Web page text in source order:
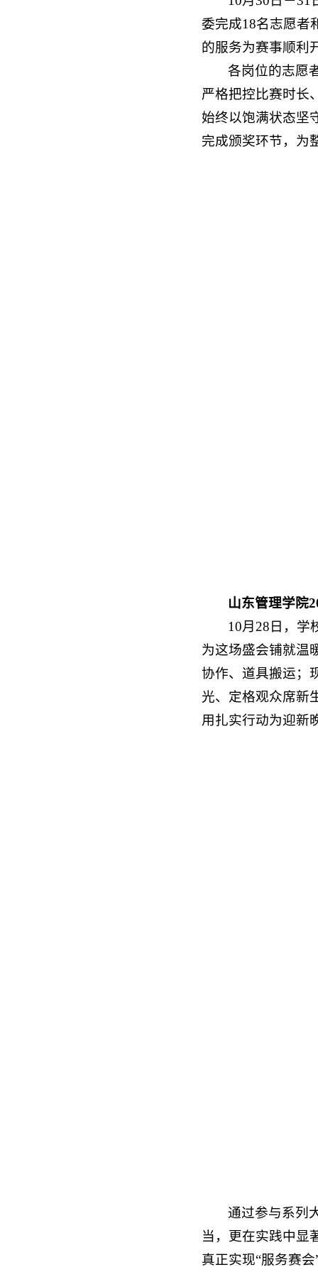
委完成18名志愿者
的服务为赛事顺利
各岗位的志愿
严格把控比赛时长
始终以饱满状态坚
完成颁奖环节，为
山东管理学院
10月28日，学
为这场盛会铺就温
协作、道具搬运；
光、定格观众席新
用扎实行动为迎新
通过参与系列
当，更在实践中显
真正实现“服务赛